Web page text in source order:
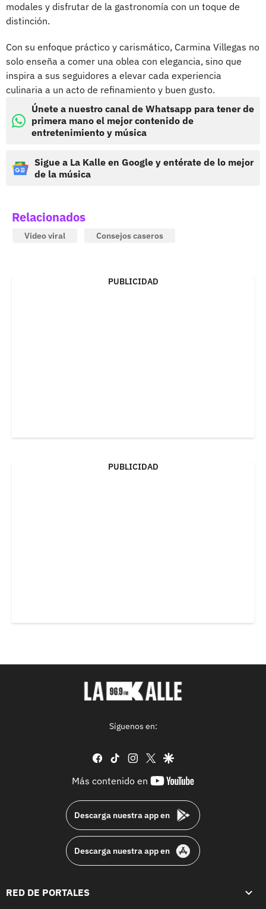
modales y disfrutar de la gastronomía con un toque de
distinción.
Con su enfoque práctico y carismático, Carmina Villegas no
solo enseña a comer una oblea con elegancia, sino que
inspira a sus seguidores a elevar cada experiencia
culinaria a un acto de refinamiento y buen gusto.
Únete a nuestro canal de Whatsapp para tener de
primera mano el mejor contenido de
entretenimiento y música
Sigue a La Kalle en Google y entérate de lo mejor
de la música
Relacionados
Video viral Consejos caseros
PUBLICIDAD
PUBLICIDAD
Síguenos en:
facebook
tiktok instagram
twittergoogle
Más contenido en
youtube-
Descarga nuestra app en
Descarga nuestra app en
RED DE PORTALES